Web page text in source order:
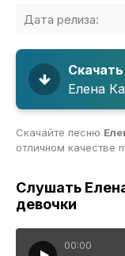
Дата релиза:
Скачать
Елена
Скачайте песню
отличном качестве
Слушать
девочки
00:00